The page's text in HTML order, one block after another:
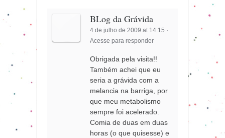
BLog da Grávida
4 de julho de 2009 at 14:15 ·
Acesse para responder
Obrigada pela visita!!
Também achei que eu
seria a grávida com a
melancia na barriga, por
que meu metabolismo
sempre foi acelerado.
Comia de duas em duas
horas (o que quisesse) e